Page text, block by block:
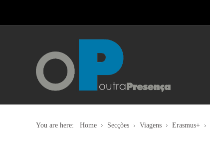
You are here: Home Secções Viagens Erasmus+